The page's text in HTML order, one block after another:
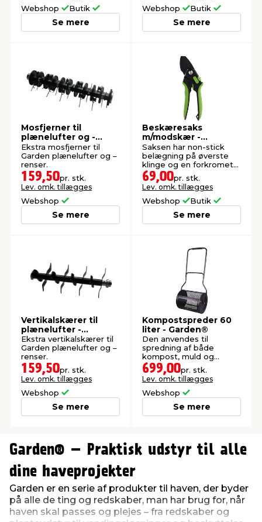
Webshop Butik
Se mere
Webshop Butik
Se mere
Mosfjerner til
plænelufter og -
renser - Garden®
Ekstra mosfjerner til
Garden plænelufter og –
renser.
159,50pr. stk.
Lev. omk. tillægges
Webshop
Se mere
Beskæresaks
m/modskær -
Garden®
Saksen har non-stick
belægning på øverste
klinge og en forkromet
nederste klinge med
modskær.
69,00pr. stk.
Lev. omk. tillægges
Webshop Butik
Se mere
Vertikalskærer til
plænelufter -
Garden®
Ekstra vertikalskærer til
Garden plænelufter og –
renser.
159,50pr. stk.
Lev. omk. tillægges
Webshop
Se mere
Kompostspreder 60
liter - Garden®
Den anvendes til
spredning af både
kompost, muld og
topdressing.
Kompostsprederen
fordeler komposten i et
jævnt lag.
699,00pr. stk.
Lev. omk. tillægges
Webshop
Se mere
1
2
3
4
5
6
7
1
2
3
4
5
6
7
Garden® – Praktisk udstyr til alle
dine haveprojekter
Garden er en serie af produkter til haven, der byder
på alle de ting og redskaber, man har brug for, når
haven skal passes og plejes – fra redskaber og